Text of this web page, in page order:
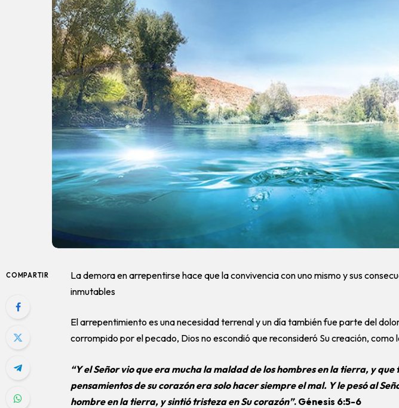
COMPARTIR
La demora en arrepentirse hace que la convivencia con uno mismo y sus
inmutables
El arrepentimiento es una necesidad terrenal y un día también fue parte del
corrompido por el pecado, Dios no escondió que reconsideró Su creación, como
“Y el Señor vio que era mucha la maldad de los hombres en la tierra, y que
pensamientos de su corazón era solo hacer siempre el mal. Y le pesó al
hombre en la tierra, y sintió tristeza en Su corazón”. Génesis 6:5-6